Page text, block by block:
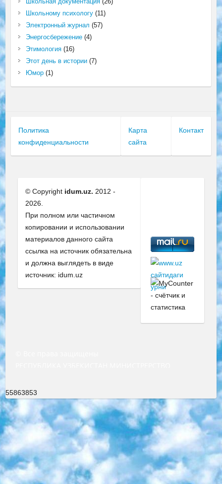
Школьному психологу(11)
Электронный журнал (57)
Энергосбережение(4)
Этимология(16)
Этот день в истории(7)
Юмор(1)
Политика
конфиденциальности
Карта
сайта
Контакт
© Copyright idum.uz. 2012 -
2026.
При полном или частичном
копировании и использовании
материалов данного сайта
ссылка на источник обязательна
и должна выглядеть в виде
источник: idum.uz
55863853